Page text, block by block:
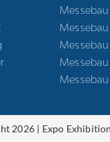
2026 | Expo